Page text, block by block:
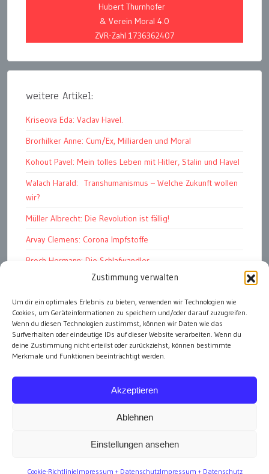
Zustimmung verwalten
Um dir ein optimales Erlebnis zu bieten, verwenden wir Technologien wie
Cookies, um Geräteinformationen zu speichern und/oder darauf zuzugreifen.
Wenn du diesen Technologien zustimmst, können wir Daten wie das
Surfverhalten oder eindeutige IDs auf dieser Website verarbeiten. Wenn du
deine Zustimmung nicht erteilst oder zurückziehst, können bestimmte
Merkmale und Funktionen beeinträchtigt werden.
Akzeptieren
Ablehnen
Einstellungen ansehen
Cookie-RichtlinieImpressum + DatenschutzImpressum + Datenschutz
Hubert Thurnhofer
& Verein Moral 4.0
ZVR-Zahl 1736362407
weitere Artikel:
Kriseova Eda: Vaclav Havel.
Brorhilker Anne: Cum/Ex, Milliarden und Moral
Kohout Pavel: Mein tolles Leben mit Hitler, Stalin und Havel
Walach Harald: Transhumanismus – Welche Zukunft wollen
wir?
Müller Albrecht: Die Revolution ist fällig!
Arvay Clemens: Corona Impfstoffe
Broch Hermann: Die Schlafwandler
Kohout Pavel: Ende der Großen Ferien
Bonelli Raphael: Kopflos
Luczak Andreas: Deutschlands Energiewende
alle Artikel
Impressum